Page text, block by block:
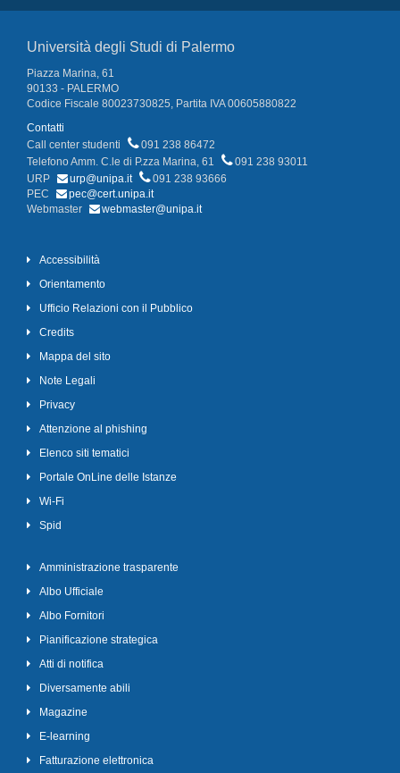
Università degli Studi di Palermo
Piazza Marina, 61
90133 - PALERMO
Codice Fiscale 80023730825, Partita IVA 00605880822
Contatti
Call center studenti
091 238 86472
Telefono Amm. C.le di P.zza Marina, 61
091 238 93011
URP
urp@unipa.it
091 238 93666
PEC
pec@cert.unipa.it
Webmaster
webmaster@unipa.it
Accessibilità
Orientamento
Ufficio Relazioni con il Pubblico
Credits
Mappa del sito
Note Legali
Privacy
Attenzione al phishing
Elenco siti tematici
Portale OnLine delle Istanze
Wi-Fi
Spid
Amministrazione trasparente
Albo Ufficiale
Albo Fornitori
Pianificazione strategica
Atti di notifica
Diversamente abili
Magazine
E-learning
Fatturazione elettronica